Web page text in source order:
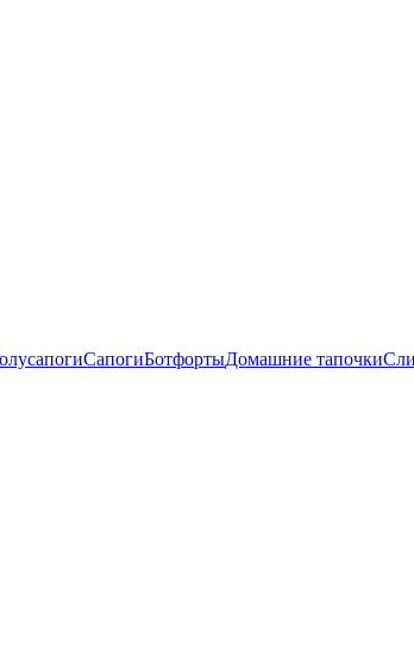
СапогиБотфортыДомашние тапочки